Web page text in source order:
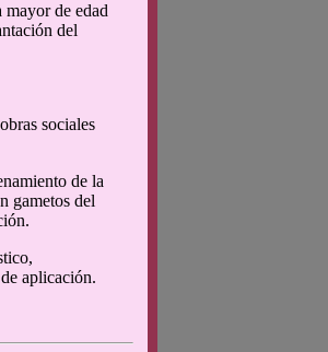
mayor de edad
del
sociales
de la
gametos del
aplicación.